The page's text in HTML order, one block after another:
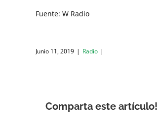
Fuente: W Radio
Junio 11, 2019 | Radio |
Comparta este artículo!